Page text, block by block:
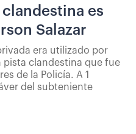
es
Salazar
era utilizado por
pista clandestina que fue
de la Policía. A 1
del subteniente